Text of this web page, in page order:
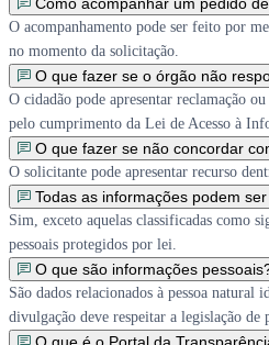
O acompanhamento pode ser feito por
no momento da solicitação.
O que fazer se o órgão não
O cidadão pode apresentar reclamação
pelo cumprimento da Lei de Acesso à
O que fazer se não concordar
O solicitante pode apresentar recurso
Todas as informações podem
Sim, exceto aquelas classificadas como
pessoais protegidos por lei.
O que são informações
São dados relacionados à pessoa
divulgação deve respeitar a legislação de
O que é o Portal da